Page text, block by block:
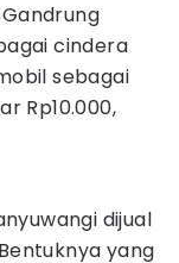
cindera
sebagai
Rp10.000,
dijual
yang